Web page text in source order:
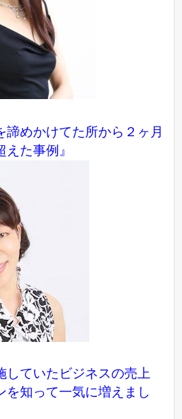
諦めかけてた所から２ヶ月
た事例』
していたビジネスの売上
を知って一気に増えまし